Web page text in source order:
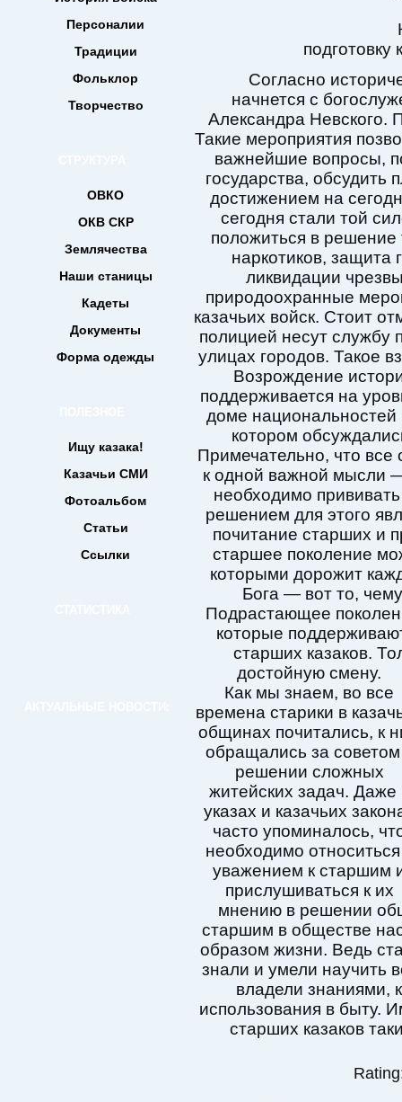
Персоналии
Традиции
Фольклор
Творчество
ОВКО
ОКВ СКР
Землячества
Наши станицы
Кадеты
Документы
Форма одежды
Ищу казака!
Казачьи СМИ
Фотоальбом
Статьи
Ссылки
Согласно
начнется с
Александра Невского.
Такие мероприятия
важнейшие вопросы,
государства,
достижением на
сегодня стали той
положиться в решение
наркотиков,
ликвидации
природоохранные
казачьих войск. Стоит
полицией несут службу
улицах городов. Такое
Возрождение
поддерживается на
доме национальностей
котором
Примечательно, что все
к одной важной мысли
необходимо
решением для этого
почитание старших и
старшее поколение
которыми дорожит
Бога — вот то,
Подрастающее
которые
старших казаков.
достойную смену.
Как мы знаем, во все
времена старики в
общинах почитались, к
обращались за советом
решении сложных
житейских задач. Даже
указах и казачьих
часто упоминалось,
необходимо
уважением к старшим
прислушиваться к их
мнению в решении
старшим в обществе
образом жизни. Ведь
знали и умели научить
владели знаниями,
использования в быту.
старших казаков